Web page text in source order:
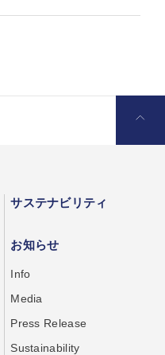
サステナビリティ
お知らせ
Info
Media
Press Release
Sustainability